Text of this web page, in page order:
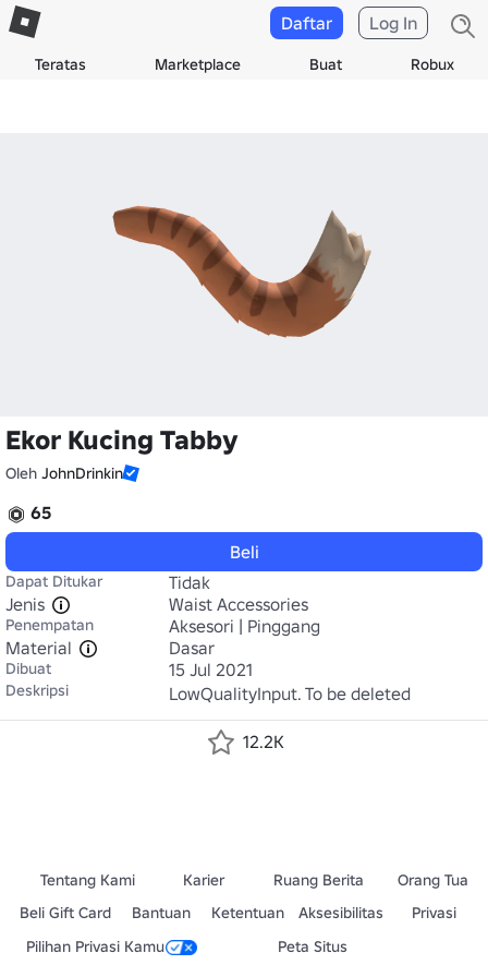
Teratas Marketplace Buat Robux
Daftar Log In
Ekor Kucing Tabby
Oleh JohnDrinkin
65
Beli
Dapat Ditukar
Tidak
Jenis
Waist Accessories
Penempatan
Aksesori | Pinggang
Material
Dasar
Dibuat 15 Jul 2021
Deskripsi LowQualityInput. To be deleted
12.2K
Tentang Kami Karier Ruang Berita
Orang Tua
Beli Gift Card
Bantuan Ketentuan Aksesibilitas
Privasi
Pilihan Privasi Kamu
Peta Situs